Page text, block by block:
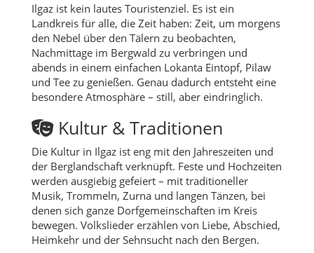
Ilgaz ist kein lautes Touristenziel. Es ist ein
Landkreis für alle, die Zeit haben: Zeit, um morgens
den Nebel über den Tälern zu beobachten,
Nachmittage im Bergwald zu verbringen und
abends in einem einfachen Lokanta Eintopf, Pilaw
und Tee zu genießen. Genau dadurch entsteht eine
besondere Atmosphäre – still, aber eindringlich.
Kultur & Traditionen
Die Kultur in Ilgaz ist eng mit den Jahreszeiten und
der Berglandschaft verknüpft. Feste und Hochzeiten
werden ausgiebig gefeiert – mit traditioneller
Musik, Trommeln, Zurna und langen Tänzen, bei
denen sich ganze Dorfgemeinschaften im Kreis
bewegen. Volkslieder erzählen von Liebe, Abschied,
Heimkehr und der Sehnsucht nach den Bergen.